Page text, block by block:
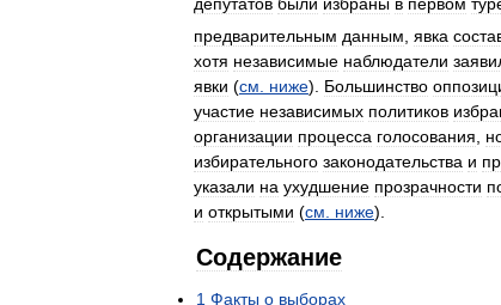
предварительным данным явка
хотя независимые наблюдатели
явки (см ниже). Большинство
участие независимых политиков
организации процесса голосования
избирательного законодательства и
указали на ухудшение прозрачности
и открытыми (см ниже).
Содержание
1 Факты о выборах